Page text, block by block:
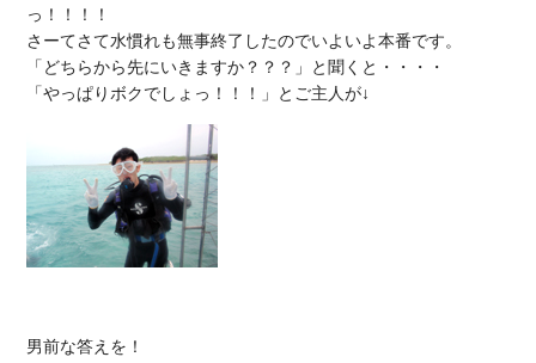
っ！！！！
さーてさて水慣れも無事終了したのでいよいよ本番です。
「どちらから先にいきますか？？？」と聞くと・・・・
男前な答えを！